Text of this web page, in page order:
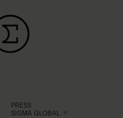
PRESS
SIGMA GLOBAL